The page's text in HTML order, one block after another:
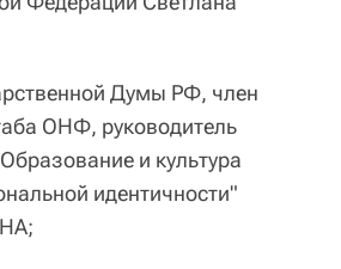
Думы РФ, член
ОНФ, руководитель
и культура
идентичности"